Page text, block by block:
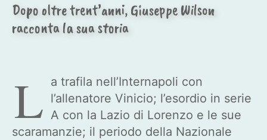
Dopo oltre trent’anni, Giuseppe Wilson
racconta la sua storia
L a trafila nell’Internapoli con
l’allenatore Vinicio; l’esordio in serie
A con la Lazio di Lorenzo e le sue
scaramanzie; il periodo della Nazionale